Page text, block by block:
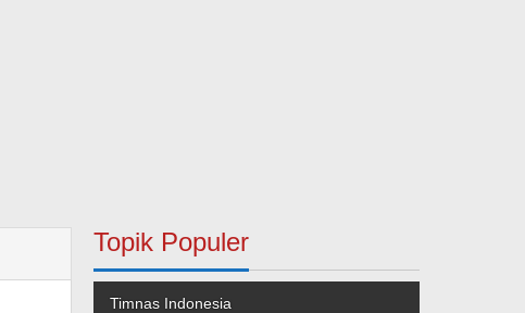
Topik Populer
Timnas Indonesia